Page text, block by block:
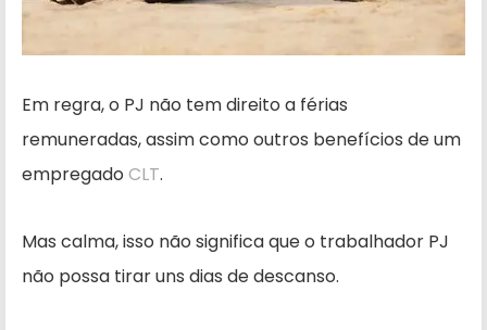
Em regra, o PJ não tem direito a férias
remuneradas, assim como outros benefícios de um
empregado CLT.
Mas calma, isso não significa que o trabalhador PJ
não possa tirar uns dias de descanso.